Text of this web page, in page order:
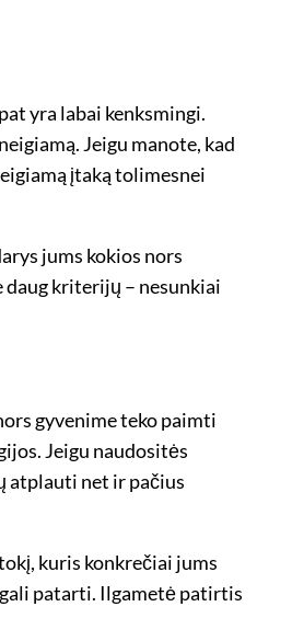
yra labai kenksmingi.
Jeigu manote, kad
įtaką tolimesnei
jums kokios nors
kriterijų – nesunkiai
gyvenime teko paimti
Jeigu naudositės
atplauti net ir pačius
kuris konkrečiai jums
patarti. Ilgametė patirtis